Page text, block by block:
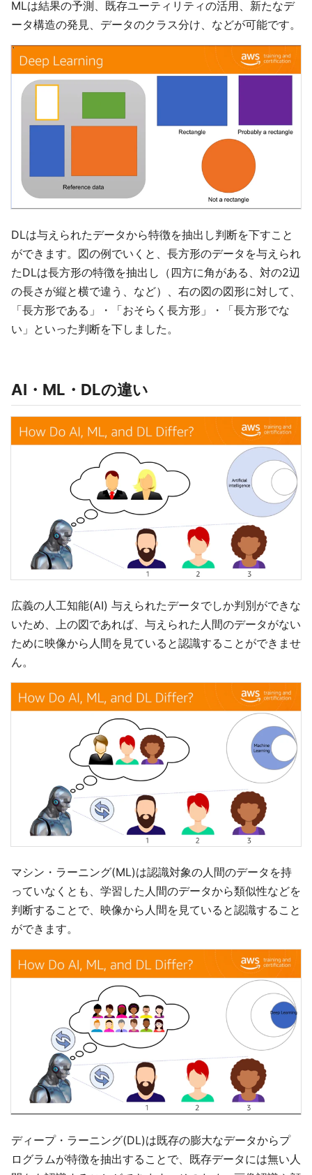
MLは結果の予測、既存ユーティリティの活用、新たなデ
ータ構造の発見、データのクラス分け、などが可能です。
DLは与えられたデータから特徴を抽出し判断を下すこと
ができます。図の例でいくと、長方形のデータを与えられ
たDLは長方形の特徴を抽出し（四方に角がある、対の2辺
の長さが縦と横で違う、など）、右の図の図形に対して、
「長方形である」・「おそらく長方形」・「長方形でな
い」といった判断を下しました。
AI・ML・DLの違い
広義の人工知能(AI) 与えられたデータでしか判別ができな
いため、上の図であれば、与えられた人間のデータがない
ために映像から人間を見ていると認識することができませ
ん。
マシン・ラーニング(ML)は認識対象の人間のデータを持
っていなくとも、学習した人間のデータから類似性などを
判断することで、映像から人間を見ていると認識すること
ができます。
ディープ・ラーニング(DL)は既存の膨大なデータからプ
ログラムが特徴を抽出することで、既存データには無い人